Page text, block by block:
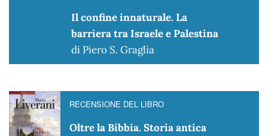
Il confine innaturale. La
barriera tra Israele e Palestina
di Piero S. Graglia
RECENSIONE DEL LIBRO
Oltre la Bibbia. Storia antica